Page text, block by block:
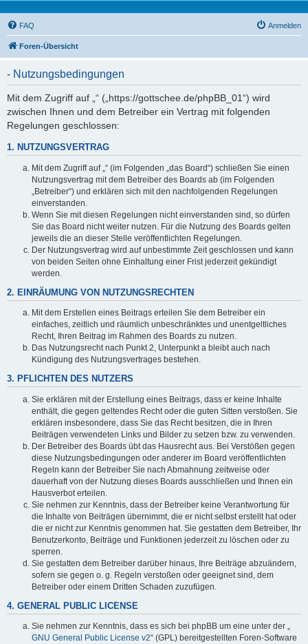
FAQ Anmelden
Foren-Übersicht
- Nutzungsbedingungen
Mit dem Zugriff auf „“ („https://gottschee.de/phpBB_01“) wird
zwischen Ihnen und dem Betreiber ein Vertrag mit folgenden
Regelungen geschlossen:
1. NUTZUNGSVERTRAG
Mit dem Zugriff auf „“ (im Folgenden „das Board“) schließen Sie einen
Nutzungsvertrag mit dem Betreiber des Boards ab (im Folgenden
„Betreiber“) und erklären sich mit den nachfolgenden Regelungen
einverstanden.
Wenn Sie mit diesen Regelungen nicht einverstanden sind, so dürfen
Sie das Board nicht weiter nutzen. Für die Nutzung des Boards gelten
jeweils die an dieser Stelle veröffentlichten Regelungen.
Der Nutzungsvertrag wird auf unbestimmte Zeit geschlossen und kann
von beiden Seiten ohne Einhaltung einer Frist jederzeit gekündigt
werden.
2. EINRÄUMUNG VON NUTZUNGSRECHTEN
Mit dem Erstellen eines Beitrags erteilen Sie dem Betreiber ein
einfaches, zeitlich und räumlich unbeschränktes und unentgeltliches
Recht, Ihren Beitrag im Rahmen des Boards zu nutzen.
Das Nutzungsrecht nach Punkt 2, Unterpunkt a bleibt auch nach
Kündigung des Nutzungsvertrages bestehen.
3. PFLICHTEN DES NUTZERS
Sie erklären mit der Erstellung eines Beitrags, dass er keine Inhalte
enthält, die gegen geltendes Recht oder die guten Sitten verstoßen. Sie
erklären insbesondere, dass Sie das Recht besitzen, die in Ihren
Beiträgen verwendeten Links und Bilder zu setzen bzw. zu verwenden.
Der Betreiber des Boards übt das Hausrecht aus. Bei Verstößen gegen
diese Nutzungsbedingungen oder anderer im Board veröffentlichten
Regeln kann der Betreiber Sie nach Abmahnung zeitweise oder
dauerhaft von der Nutzung dieses Boards ausschließen und Ihnen ein
Hausverbot erteilen.
Sie nehmen zur Kenntnis, dass der Betreiber keine Verantwortung für
die Inhalte von Beiträgen übernimmt, die er nicht selbst erstellt hat oder
die er nicht zur Kenntnis genommen hat. Sie gestatten dem Betreiber, Ihr
Benutzerkonto, Beiträge und Funktionen jederzeit zu löschen oder zu
sperren.
Sie gestatten dem Betreiber darüber hinaus, Ihre Beiträge abzuändern,
sofern sie gegen o. g. Regeln verstoßen oder geeignet sind, dem
Betreiber oder einem Dritten Schaden zuzufügen.
4. GENERAL PUBLIC LICENSE
Sie nehmen zur Kenntnis, dass es sich bei phpBB um eine unter der „
GNU General Public License v2“ (GPL) bereitgestellten Foren-Software